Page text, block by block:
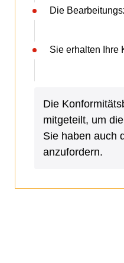
Die
Sie erhalten Ihre
Die
mitgeteilt, um
Sie haben auch
anzufordern.